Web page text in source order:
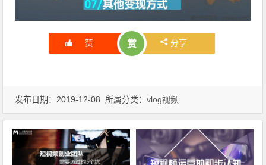
赞 赏 分享
发布日期：2019-12-08 所属分类：vlog视频